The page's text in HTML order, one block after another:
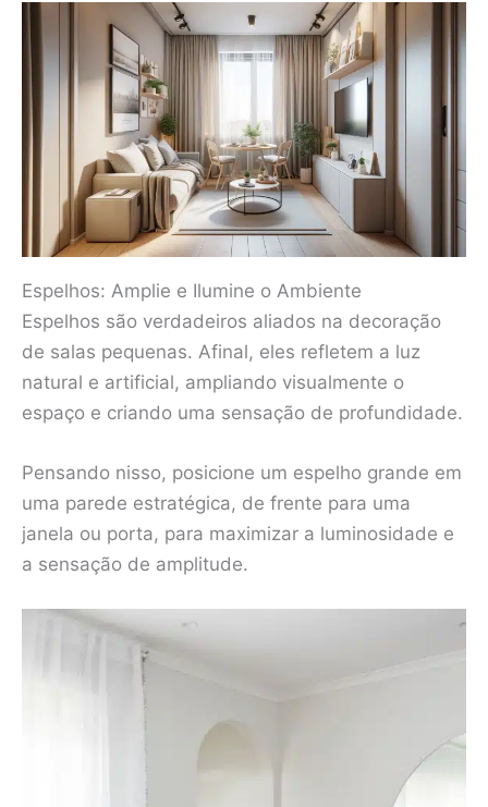
Espelhos: Amplie e Ilumine o Ambiente
Espelhos são verdadeiros aliados na decoração
de salas pequenas. Afinal, eles refletem a luz
natural e artificial, ampliando visualmente o
espaço e criando uma sensação de profundidade.
Pensando nisso, posicione um espelho grande em
uma parede estratégica, de frente para uma
janela ou porta, para maximizar a luminosidade e
a sensação de amplitude.